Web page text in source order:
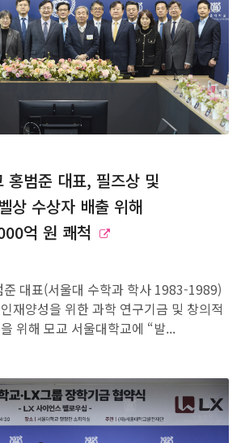
홍범준 대표, 필즈상 및
상 수상자 배출 위해
억 원 쾌척
대표(서울대 수학과 학사 1983-1989)
재양성을 위한 과학 연구기금 및 창의적
위해 모교 서울대학교에 “발...
리
램